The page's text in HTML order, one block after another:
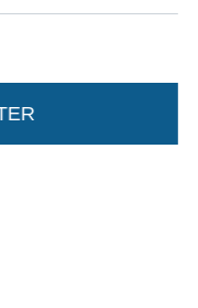
panier
la boutique